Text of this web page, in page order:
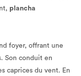
plancha
foyer, offrant une
Son conduit en
caprices du vent. En